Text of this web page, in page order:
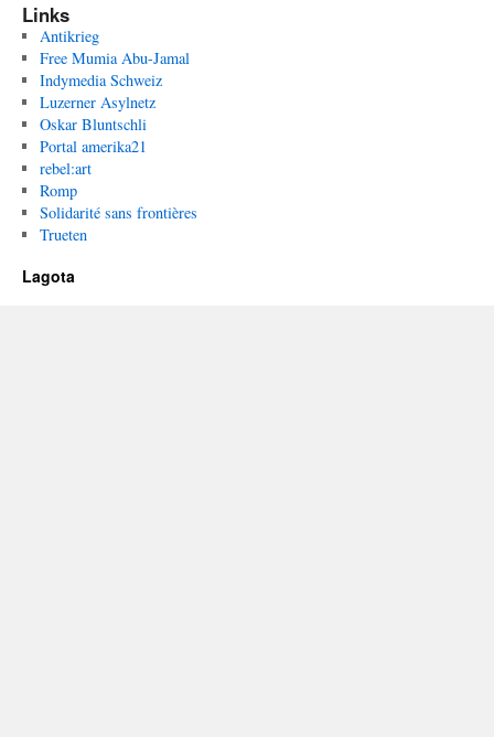
Links
Antikrieg
Free Mumia Abu-Jamal
Indymedia Schweiz
Luzerner Asylnetz
Oskar Bluntschli
Portal amerika21
rebel:art
Romp
Solidarité sans frontières
Trueten
Lagota